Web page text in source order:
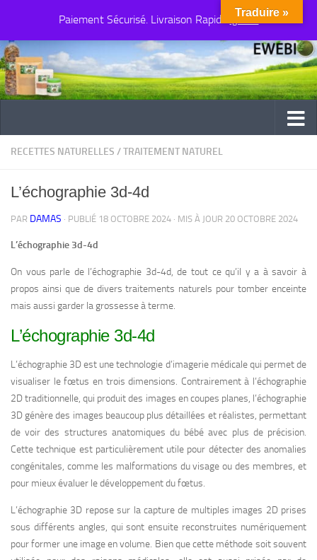
Paiement Sécurisé. Livraison Rapide Ignorer
Au dessous du contenu
RECETTES NATURELLES /TRAITEMENT NATUREL
L’échographie 3d-4d
PAR DAMAS · PUBLIÉ 18 OCTOBRE 2024 · MIS À JOUR 20 OCTOBRE 2024
L’échographie 3d-4d
On vous parle de l’échographie 3d-4d, de tout ce qu’il y a à savoir à
propos ainsi que de divers traitements naturels pour tomber enceinte
mais aussi garder la grossesse à terme.
L’échographie 3d-4d
L’échographie 3D est une technologie d’imagerie médicale qui permet de
visualiser le fœtus en trois dimensions. Contrairement à l’échographie
2D traditionnelle, qui produit des images en coupes planes, l’échographie
3D génère des images beaucoup plus détaillées et réalistes, permettant
de voir des structures anatomiques du bébé avec plus de précision.
Cette technique est particulièrement utile pour détecter des anomalies
congénitales, comme les malformations du visage ou des membres, et
pour mieux évaluer le développement du fœtus.
L’échographie 3D repose sur la capture de multiples images 2D prises
sous différents angles, qui sont ensuite reconstruites numériquement
pour former une image en volume. Bien que cette méthode soit souvent
Traduire »